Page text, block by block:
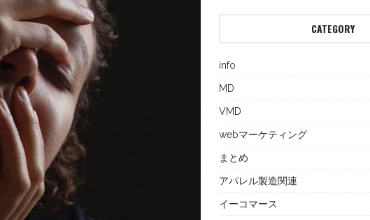
CATEGORY
info
MD
VMD
webマーケティング
まとめ
アパレル製造関連
イーコマース